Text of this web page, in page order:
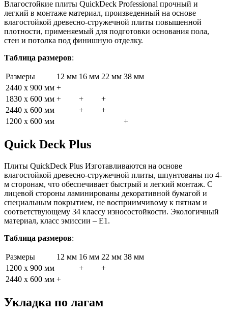
Влагостойкие плиты QuickDeck Professional прочный и
легкий в монтаже материал, произведенный на основе
влагостойкой древесно-стружечной плиты повышенной
плотности, применяемый для подготовки основания пола,
стен и потолка под финишную отделку.
Таблица размеров:
Размеры 12 мм 16 мм 22 мм 38 мм
2440 x 900 мм +
1830 x 600 мм + +
+
2440 x 600 мм
+
+
1200 x 600 мм
+
Quick Deck Plus
Плиты QuickDeck Plus Изготавливаются на основе
влагостойкой древесно-стружечной плиты, шпунтованы по 4-
м сторонам, что обеспечивает быстрый и легкий монтаж. С
лицевой стороны ламинированы декоративной бумагой и
специальным покрытием, не восприимчивому к пятнам и
соответствующему 34 классу износостойкости. Экологичный
материал, класс эмиссии – E1.
Таблица размеров:
Размеры 12 мм 16 мм 22 мм 38 мм
1200 x 900 мм
+
+
2440 x 600 мм +
Укладка по лагам